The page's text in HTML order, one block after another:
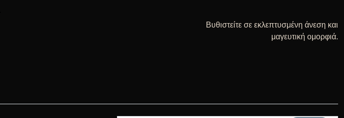
Βυθιστείτε σε εκλεπτυσμένη άνεση και
μαγευτική ομορφιά.